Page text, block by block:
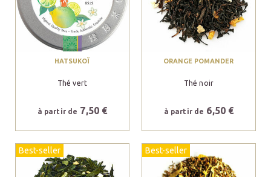
HATSUKOÏ
Thé vert
à partir de 7,50 €
ORANGE POMANDER
Thé noir
à partir de 6,50 €
Best-seller Best-seller